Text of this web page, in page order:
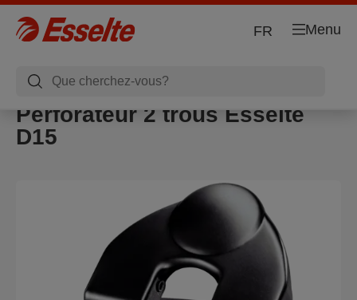
Menu
FR
Perforateur 2 trous Esselte
D15